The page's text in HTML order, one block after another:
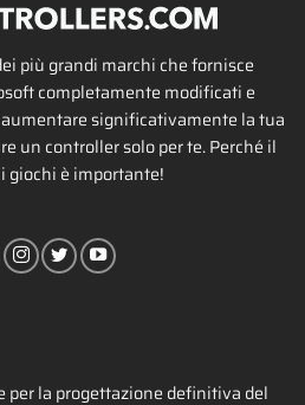
più grandi marchi che fornisce
completamente modificati e
significativamente la tua
un controller solo per te. Perché il
giochi è importante!
per la progettazione definitiva del